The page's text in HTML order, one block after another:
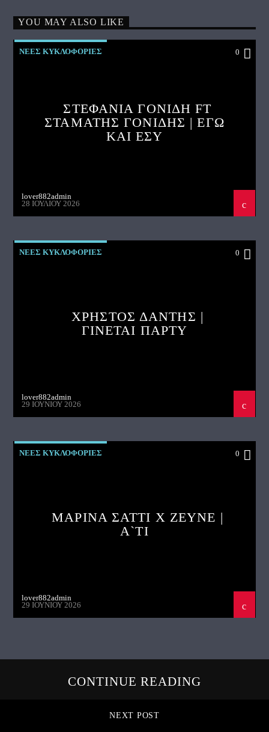
YOU MAY ALSO LIKE
ΝΕΕΣ ΚΥΚΛΟΦΟΡΙΕΣ 0
ΣΤΕΦΑΝΙΑ ΓΟΝΙΔΗ FT
ΣΤΑΜΑΤΗΣ ΓΟΝΙΔΗΣ | ΕΓΩ
ΚΑΙ ΕΣΥ
lover882admin
28 ΙΟΥΛΊΟΥ 2026
ΝΕΕΣ ΚΥΚΛΟΦΟΡΙΕΣ 0
ΧΡΗΣΤΟΣ ΔΑΝΤΗΣ |
ΓΙΝΕΤΑΙ ΠΑΡΤΥ
lover882admin
29 ΙΟΥΝΊΟΥ 2026
ΝΕΕΣ ΚΥΚΛΟΦΟΡΙΕΣ 0
ΜΑΡΙΝΑ ΣΑΤΤΙ X ZEYNE |
A`TI
lover882admin
29 ΙΟΥΝΊΟΥ 2026
CONTINUE READING
NEXT POST